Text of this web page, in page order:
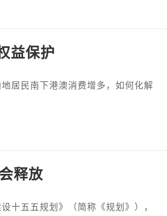
益保护
居民南下港澳消费增多，如何化解
释放
十五五规划》（简称《规划》），